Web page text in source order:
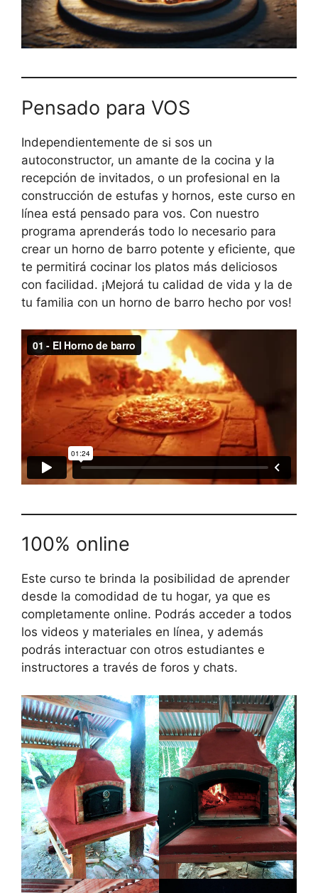
Pensado para VOS
Independientemente de si sos un
autoconstructor, un amante de la cocina y la
recepción de invitados, o un profesional en la
construcción de estufas y hornos, este curso en
línea está pensado para vos. Con nuestro
programa aprenderás todo lo necesario para
crear un horno de barro potente y eficiente, que
te permitirá cocinar los platos más deliciosos
con facilidad. ¡Mejorá tu calidad de vida y la de
tu familia con un horno de barro hecho por vos!
100% online
Este curso te brinda la posibilidad de aprender
desde la comodidad de tu hogar, ya que es
completamente online. Podrás acceder a todos
los videos y materiales en línea, y además
podrás interactuar con otros estudiantes e
instructores a través de foros y chats.